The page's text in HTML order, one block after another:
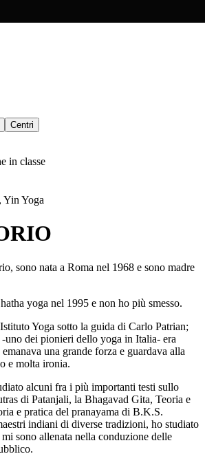
Centri
in classe
Yin Yoga
sono nata a Roma nel 1968 e sono madre
yoga nel 1995 e non ho più smesso.
Yoga sotto la guida di Carlo Patrian;
-uno dei pionieri dello yoga in Italia- era
una grande forza e guardava alla
e molta ironia.
alcuni fra i più importanti testi sullo
di Patanjali, la Bhagavad Gita, Teoria e
e pratica del pranayama di B.K.S.
indiani di diverse tradizioni, ho studiato
sono allenata nella conduzione delle